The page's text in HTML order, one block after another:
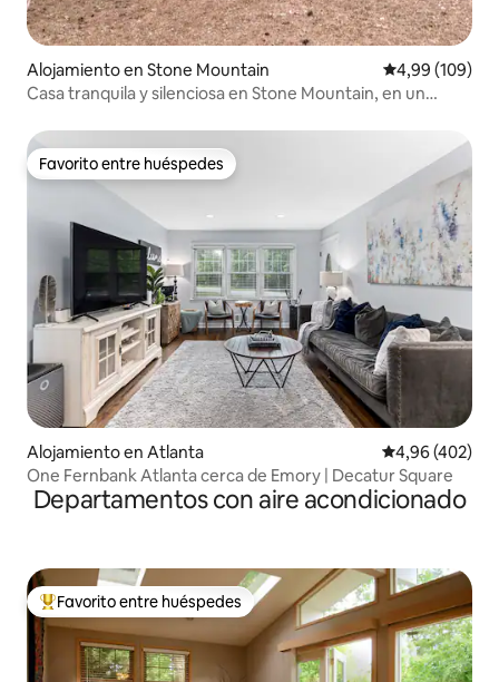
Alojamiento en Stone Mountain Calificación
4,99 (109)
Casa tranquila y silenciosa en Stone Mountain, en un
Favorito entre huéspedes
Favorito entre huéspedes
Alojamiento en Atlanta Calificación
4,96 (402)
One Fernbank Atlanta cerca de Emory | Decatur Square
Departamentos con aire acondicionado
Favorito entre los huéspedes más destacados
Favorito entre huéspedes